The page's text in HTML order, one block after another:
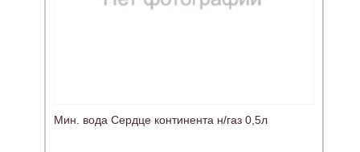
Мин. вода Сердце континента н/газ 0,5л